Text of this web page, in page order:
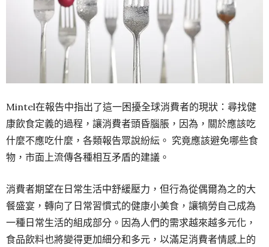
Mintel在報告中指出了這一困擾全球消費者的現狀：尋找健
康飲食定義的過程，讓消費者頭昏腦脹，因為，關於應該吃
什麼不應吃什麼，各類報告眾說紛紜。 究竟應該避免哪些食
物，市面上流傳各種相互矛盾的建議。
消費者期望在日常生活中舒緩壓力，但行為從偶爾為之的大
餐盛宴，轉向了日常習慣式的健康小美食，讓犒勞自己成為
一種日常生活的組成部分。因為人們的需求越來越多元化，
食品飲料也將變得更加細分和多元，以滿足消費者情感上的